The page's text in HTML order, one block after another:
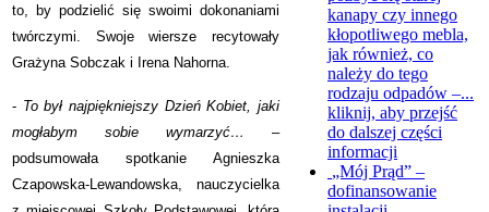
to, by podzielić się swoimi dokonaniami
twórczymi. Swoje wiersze recytowały
Grażyna Sobczak i Irena Nahorna.
- To był najpiękniejszy Dzień Kobiet, jaki
mogłabym sobie wymarzyć…
–
podsumowała spotkanie Agnieszka
Czapowska-Lewandowska, nauczycielka
kanapy czy innego
kłopotliwego mebla,
jak również, co
należy do tego
rodzaju odpadów –...
kliknij, aby przejść
do dalszej części
informacji
„Mój Prąd” –
dofinansowanie